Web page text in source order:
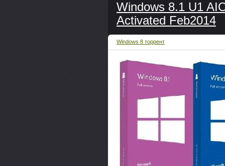
Windows 8.1 U1
Activated Feb2014
Windows 8 торрент